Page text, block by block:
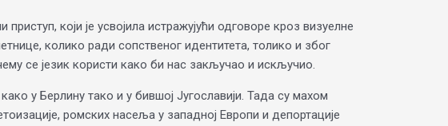
који је усвојила истражујући одговоре кроз визуелне
колико ради сопственог идентитета, толико и због
се језик користи како би нас закључао и искључио.
у Берлину тако и у бившој Југославији. Тада су махом
ромских насеља у западној Европи и депортације